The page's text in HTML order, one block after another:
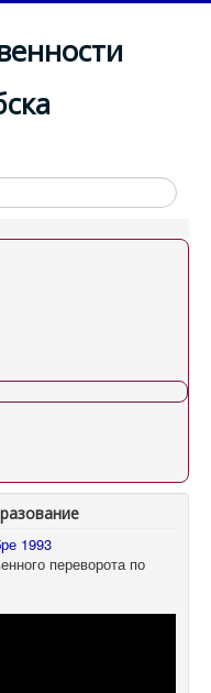
1993
переворота по